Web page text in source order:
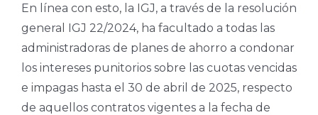
En línea con esto, la IGJ, a través de la resolución
general IGJ 22/2024, ha facultado a todas las
administradoras de planes de ahorro a condonar
los intereses punitorios sobre las cuotas vencidas
e impagas hasta el 30 de abril de 2025, respecto
de aquellos contratos vigentes a la fecha de